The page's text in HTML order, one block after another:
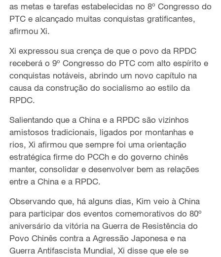
as metas e tarefas estabelecidas no 8º Congresso do
PTC e alcançado muitas conquistas gratificantes,
afirmou Xi.
Xi expressou sua crença de que o povo da RPDC
receberá o 9º Congresso do PTC com alto espírito e
conquistas notáveis, abrindo um novo capítulo na
causa da construção do socialismo ao estilo da
RPDC.
Salientando que a China e a RPDC são vizinhos
amistosos tradicionais, ligados por montanhas e
rios, Xi afirmou que sempre foi uma orientação
estratégica firme do PCCh e do governo chinês
manter, consolidar e desenvolver bem as relações
entre a China e a RPDC.
Observando que, há alguns dias, Kim veio à China
para participar dos eventos comemorativos do 80º
aniversário da vitória na Guerra de Resistência do
Povo Chinês contra a Agressão Japonesa e na
Guerra Antifascista Mundial, Xi disse que ele se